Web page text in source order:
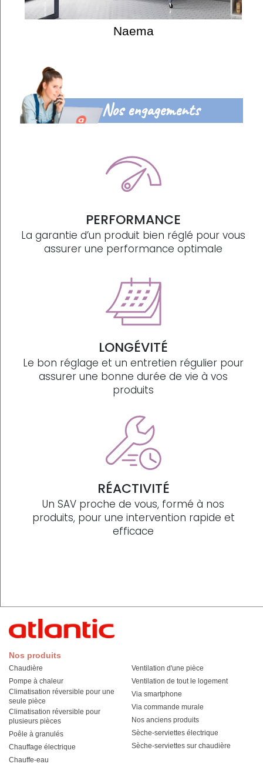
Naema
Nos engagements
PERFORMANCE
La garantie d’un produit bien réglé pour vous
assurer une performance optimale
LONGÉVITÉ
Le bon réglage et un entretien régulier pour
assurer une bonne durée de vie à vos
produits
RÉACTIVITÉ
Un SAV proche de vous, formé à nos
produits, pour une intervention rapide et
efficace
Nos produits
Chaudière
Pompe à chaleur
Climatisation réversible pour une
seule pièce
Climatisation réversible pour
plusieurs pièces
Poêle à granulés
Chauffage électrique
Chauffe-eau
Ventilation d'une pièce
Ventilation de tout le logement
Via smartphone
Via commande murale
Nos anciens produits
Sèche-serviettes électrique
Sèche-serviettes sur chaudière